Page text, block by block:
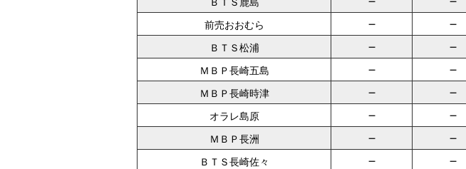
前売おおむら － －
ＢＴＳ松浦 － －
ＭＢＰ長崎五島 － －
ＭＢＰ長崎時津 － －
オラレ島原 － －
ＭＢＰ長洲 － －
ＢＴＳ長崎佐々 － －